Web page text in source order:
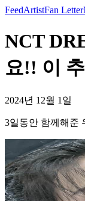
FeedArtistFan Letter
NCT
요!! 이
2024년 12월 1일
3일동안 함께해준